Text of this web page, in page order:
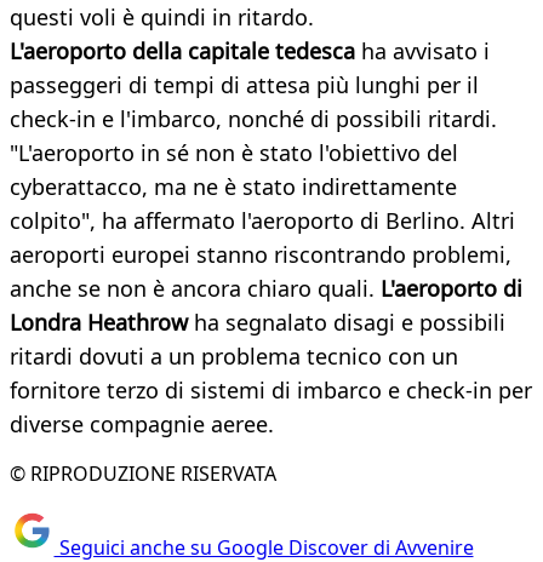
questi voli è quindi in ritardo.
L'aeroporto della capitale tedesca ha avvisato i
passeggeri di tempi di attesa più lunghi per il
check-in e l'imbarco, nonché di possibili ritardi.
"L'aeroporto in sé non è stato l'obiettivo del
cyberattacco, ma ne è stato indirettamente
colpito", ha affermato l'aeroporto di Berlino. Altri
aeroporti europei stanno riscontrando problemi,
anche se non è ancora chiaro quali. L'aeroporto di
Londra Heathrowha segnalato disagi e possibili
ritardi dovuti a un problema tecnico con un
fornitore terzo di sistemi di imbarco e check-in per
diverse compagnie aeree.
© RIPRODUZIONE RISERVATA
Seguici anche su Google Discover di Avvenire